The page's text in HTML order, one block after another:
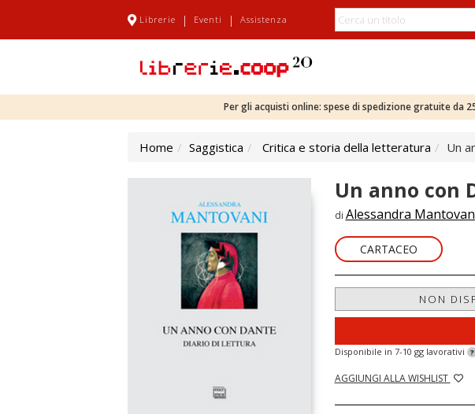
Librerie | Eventi | Assistenza
Per gli acquisti online: spese di spedizione gratuite da
Home Saggistica Critica e storia della letteratura Un
Un anno con
di Alessandra
CARTACEO
NON
Disponibile in 7-10 gg lavorativi ?
AGGIUNGI ALLA WISHLIST